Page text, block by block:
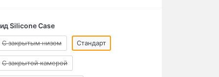
Silicone Case
C закрытым низом Стандарт
С закрытой камерой